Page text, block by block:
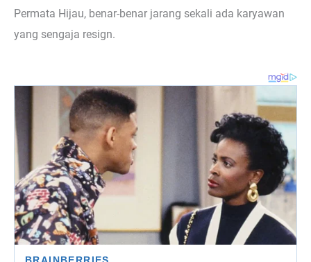
Permata Hijau, benar-benar jarang sekali ada karyawan
yang sengaja resign.